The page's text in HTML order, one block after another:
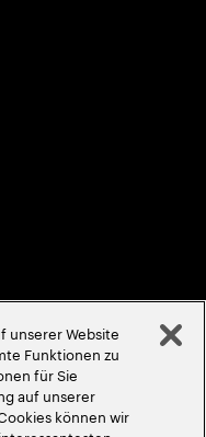
unserer Website
Funktionen zu
für Sie
auf unserer
können wir